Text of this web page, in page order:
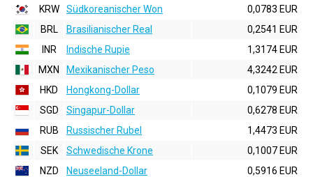
KRW
Südkoreanischer Won
0,0783 EUR
BRL
Brasilianischer Real
0,2541 EUR
INR
Indische Rupie
1,3174 EUR
MXN
Mexikanischer Peso
4,3242 EUR
HKD
Hongkong-Dollar
0,1079 EUR
SGD
Singapur-Dollar
0,6278 EUR
RUB
Russischer Rubel
1,4473 EUR
SEK
Schwedische Krone
0,1007 EUR
NZD
Neuseeland-Dollar
0,5916 EUR